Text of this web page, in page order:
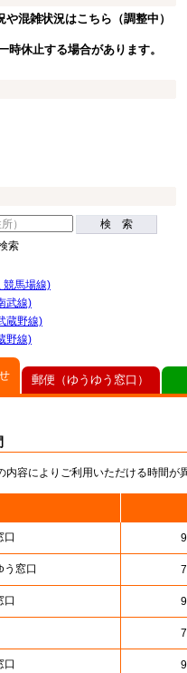
混雑状況はこちら（調整中）
休止する場合があります。
検 索
索
競馬場線)
武線)
蔵野線)
野線)
容によりご利用いただける時間が
口
う窓口
口
口
郵便（ゆうゆう窓口）